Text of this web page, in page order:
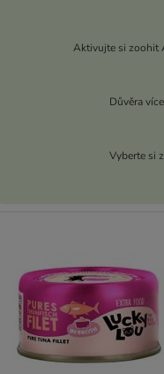
Aktivujte si zoohit
Důvěra
Vyberte si